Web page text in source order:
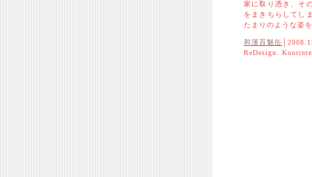
家に取り憑き、そ
をまきちらしてし
たまりのような姿
和漢百魅缶
ReDesign.